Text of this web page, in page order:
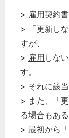
> 雇用契約書
> 「更新し
すが、
> 雇用 しな
す。
> それに該
> また、「
る場合もあ
> 最初から